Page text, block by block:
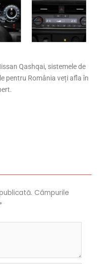
Qashqai, sistemele de
pentru România veți afla în
Câmpurile
*